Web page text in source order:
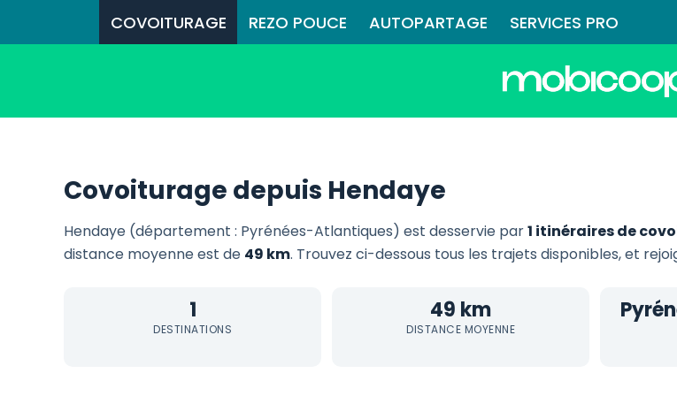
COVOITURAGE REZO POUCE AUTOPARTAGE SERVICES PRO
Covoiturage depuis Hendaye
Hendaye (département : Pyrénées-Atlantiques) est desservie par1 itinéraires de
distance moyenne est de 49 km. Trouvez ci-dessous tous les trajets disponibles, et
1
DESTINATIONS
49 km
DISTANCE MOYENNE